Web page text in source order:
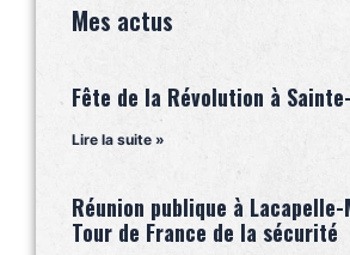
Mes actus
Fête de la Révolution à
Lire la suite »
Réunion publique à
Tour de France de la sécurité